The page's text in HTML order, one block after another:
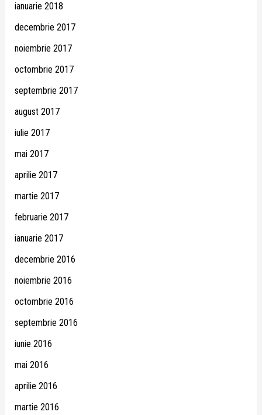
ianuarie 2018
decembrie 2017
noiembrie 2017
octombrie 2017
septembrie 2017
august 2017
iulie 2017
mai 2017
aprilie 2017
martie 2017
februarie 2017
ianuarie 2017
decembrie 2016
noiembrie 2016
octombrie 2016
septembrie 2016
iunie 2016
mai 2016
aprilie 2016
martie 2016